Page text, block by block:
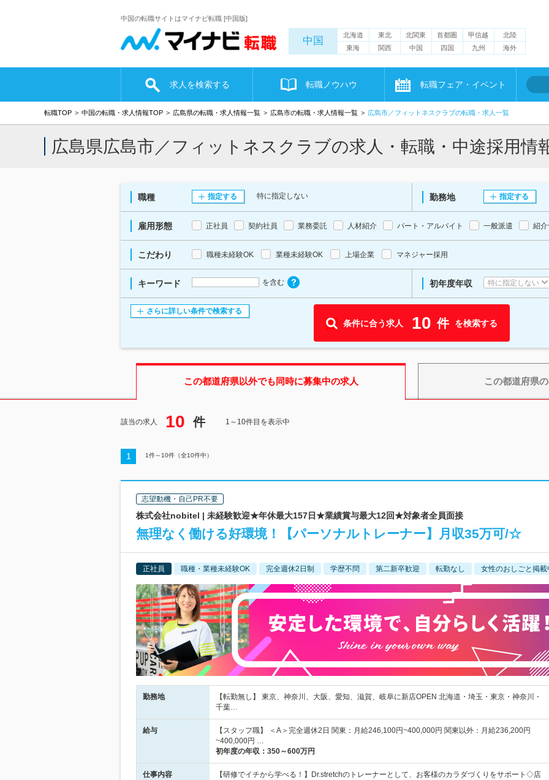
中国の転職サイトはマイナビ転職 [中国版]
中国 北海道 東北 北関東 首都圏 甲信越
北陸
東海
関西 中国 四国 九州 海外
求人を検索する 転職ノウハウ 転職フェア・イベント
転職TOP 中国の転職・求人情報TOP 広島県の転職・求人情報一覧 広島市の転職・求人情報一覧 広島市／フィットネスクラブの転職・求人一覧
広島県広島市／フィットネスクラブの求人・転職・中途採用情
職種 指定する 特に指定しない 勤務地 指定する
雇用形態 正社員 契約社員 業務委託 人材紹介 パート・アルバイト 一般派遣 紹
こだわり 職種未経験OK 業種未経験OK 上場企業 マネジャー採用
キーワード を含む 初年度年収 特に指定しない
さらに詳しい条件で検索する
条件に合う求人 10 件 を検索する
この都道府県以外でも同時に募集中の求人 この都道府県
該当の求人 10 件 1～10件目を表示中
1 1件～ 10件（全10件中）
志望動機・自己PR不要
株式会社nobitel | 未経験歓迎★年休最大157日★業績賞与最大12回★対象者全員面接
無理なく働ける好環境！【パーソナルトレーナー】月収35万可/☆
正社員 職種・業種未経験OK 完全週休2日制 学歴不問 第二新卒歓迎 転勤なし 女性のおしごと掲載
勤務地
【転勤無し】 東京、神奈川、大阪、愛知、滋賀、岐阜に新店OPEN 北海道・埼玉・東京・神奈川・
千葉…
給与
【スタッフ職】 ＜A＞完全週休2日 関東：月給246,100円~400,000円 関東以外：月給236,200円
~400,000円 …
初年度の年収： 350～600万円
仕事内容
【研修でイチから学べる！】Dr.stretchのトレーナーとして、お客様のカラダづくりをサポート◇店